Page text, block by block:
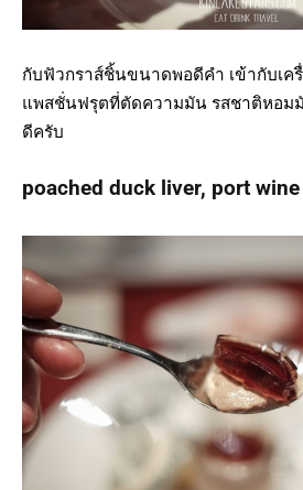
กับฟัวกราส์ชิ้นขนาดพอดีคำ เข้ากับเค
แพสชั่นฟรุตที่ตัดความมัน รสชาติหอม
ดีครับ
poached duck liver, port